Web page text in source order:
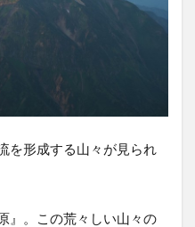
を形成する山々が見られ
』。この荒々しい山々の